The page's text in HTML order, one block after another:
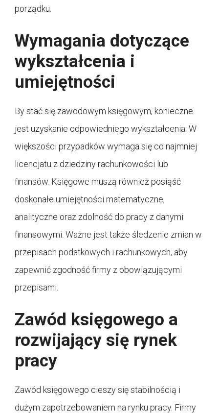
porządku.
Wymagania dotyczące
wykształcenia i
umiejętności
By stać się zawodowym księgowym, konieczne
jest uzyskanie odpowiedniego wykształcenia. W
większości przypadków wymaga się co najmniej
licencjatu z dziedziny rachunkowości lub
finansów. Księgowe muszą również posiąść
doskonałe umiejętności matematyczne,
analityczne oraz zdolność do pracy z danymi
finansowymi. Ważne jest także śledzenie zmian w
przepisach podatkowych i rachunkowych, aby
zapewnić zgodność firmy z obowiązującymi
przepisami.
Zawód księgowego a
rozwijający się rynek
pracy
Zawód księgowego cieszy się stabilnością i
dużym zapotrzebowaniem na rynku pracy. Firmy